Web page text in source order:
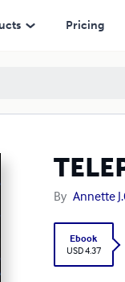
Pricing
By Annette
Ebook
USD 4.37